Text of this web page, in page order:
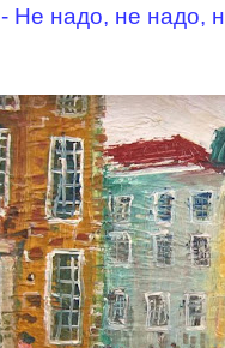
- Не надо, не надо,